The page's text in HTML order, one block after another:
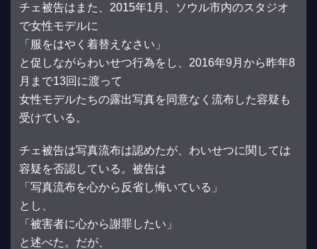
チェ被告はまた、2015年1月、ソウル市内のスタジオ
で女性モデルに
「服をはやく着替えなさい」
と促しながらわいせつ行為をし、2016年9月から昨年8
月まで13回に渡って
女性モデルたちの露出写真を同意なく流布した容疑も
受けている。
チェ被告は写真流布は認めたが、わいせつに関しては
容疑を否認している。被告は
「写真流布を心から反省し悔いている」
とし、
「被害者に心から謝罪したい」
と述べた。だが、